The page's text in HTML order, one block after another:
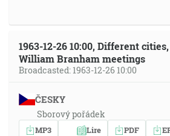
1963-12-26 10:00, Different
William Branham meetings
Broadcasted: 1963-12-26 10:00
ČESKY
Sborový pořádek
MP3 Lire PDF